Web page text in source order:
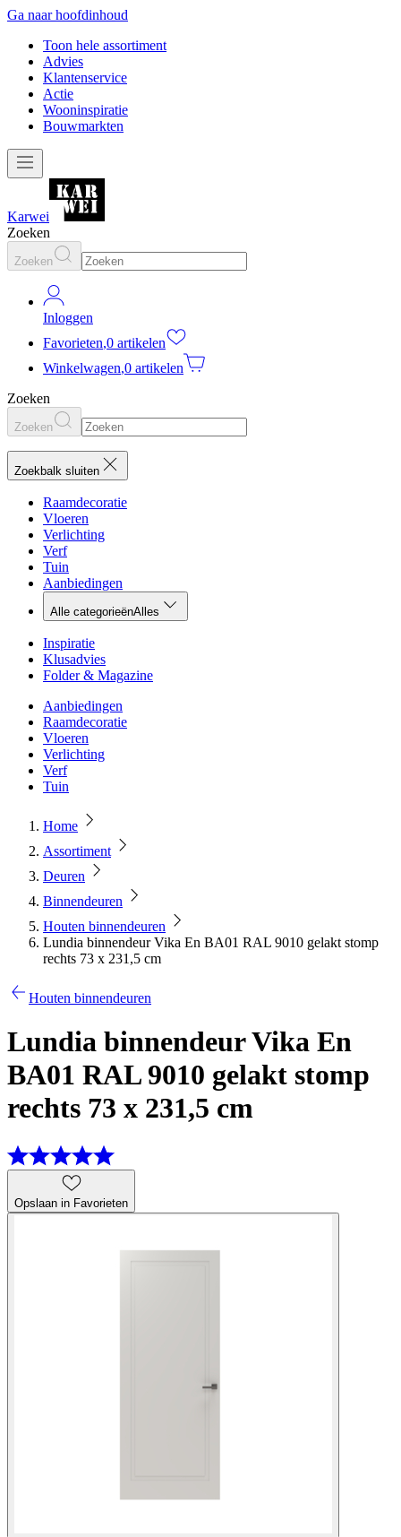
Ga naar hoofdinhoud
Toon hele assortiment
Advies
Klantenservice
Actie
Wooninspiratie
Bouwmarkten
Karwei
Zoeken
Zoeken
Inloggen
Favorieten,0 artikelen
Winkelwagen,0 artikelen
Zoeken
Zoeken
Zoekbalk sluiten
Raamdecoratie
Vloeren
Verlichting
Verf
Tuin
Aanbiedingen
Alle categorieënAlles
Inspiratie
Klusadvies
Folder & Magazine
Aanbiedingen
Raamdecoratie
Vloeren
Verlichting
Verf
Tuin
Home
Assortiment
Deuren
Binnendeuren
Houten binnendeuren
Lundia binnendeur Vika En BA01 RAL 9010 gelakt stomp
rechts 73 x 231,5 cm
Houten binnendeuren
Lundia binnendeur Vika En
BA01 RAL 9010 gelakt stomp
rechts 73 x 231,5 cm
Opslaan in Favorieten